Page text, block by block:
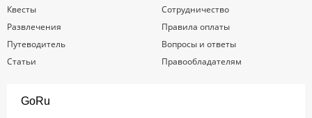
Квесты
Развлечения
Путеводитель
Статьи
Сотрудничество
Правила оплаты
Вопросы и ответы
Правообладателям
GoRu